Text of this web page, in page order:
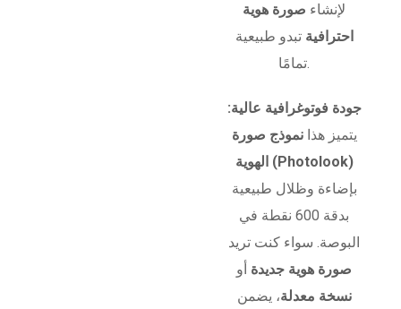
لإنشاء صورة هوية
احترافية تبدو طبيعية
تمامًا.
جودة فوتوغرافية عالية:
يتميز هذانموذج صورة
الهوية (Photolook)
بإضاءة وظلال طبيعية
بدقة 600 نقطة في
البوصة. سواء كنت تريد
صورة هوية جديدة أو
نسخة معدلة، يضمن